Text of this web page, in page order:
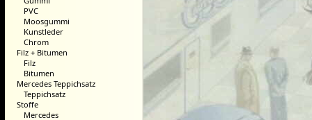
PVC
Moosgummi
Kunstleder
Chrom
Filz + Bitumen
Filz
Bitumen
Mercedes Teppichsatz
Teppichsatz
Stoffe
Mercedes